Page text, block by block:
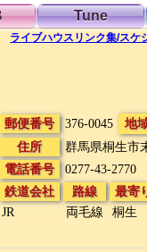
Tune
ライブハウス リンク集/スケ
郵便番号 376-0045 地
住所
群馬県桐生市
電話番号
0277-43-2770
鉄道会社
JR
路線
両毛線
最寄
桐生